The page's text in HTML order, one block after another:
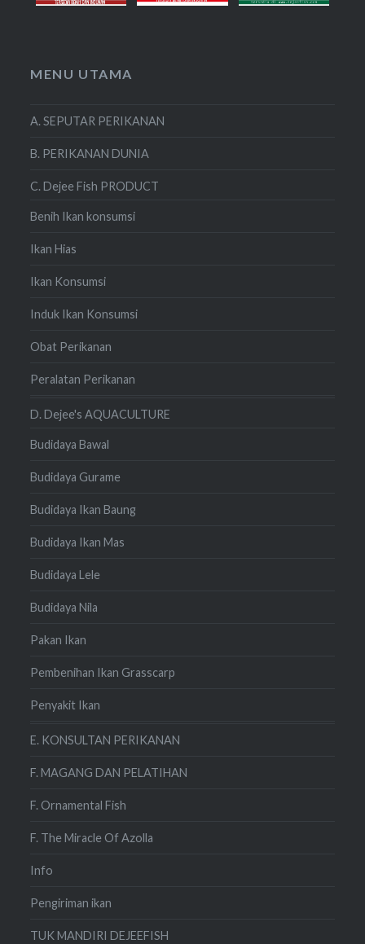
MENU UTAMA
A. SEPUTAR PERIKANAN
B. PERIKANAN DUNIA
C. Dejee Fish PRODUCT
Benih Ikan konsumsi
Ikan Hias
Ikan Konsumsi
Induk Ikan Konsumsi
Obat Perikanan
Peralatan Perikanan
D. Dejee's AQUACULTURE
Budidaya Bawal
Budidaya Gurame
Budidaya Ikan Baung
Budidaya Ikan Mas
Budidaya Lele
Budidaya Nila
Pakan Ikan
Pembenihan Ikan Grasscarp
Penyakit Ikan
E. KONSULTAN PERIKANAN
F. MAGANG DAN PELATIHAN
F. Ornamental Fish
F. The Miracle Of Azolla
Info
Pengiriman ikan
TUK MANDIRI DEJEEFISH